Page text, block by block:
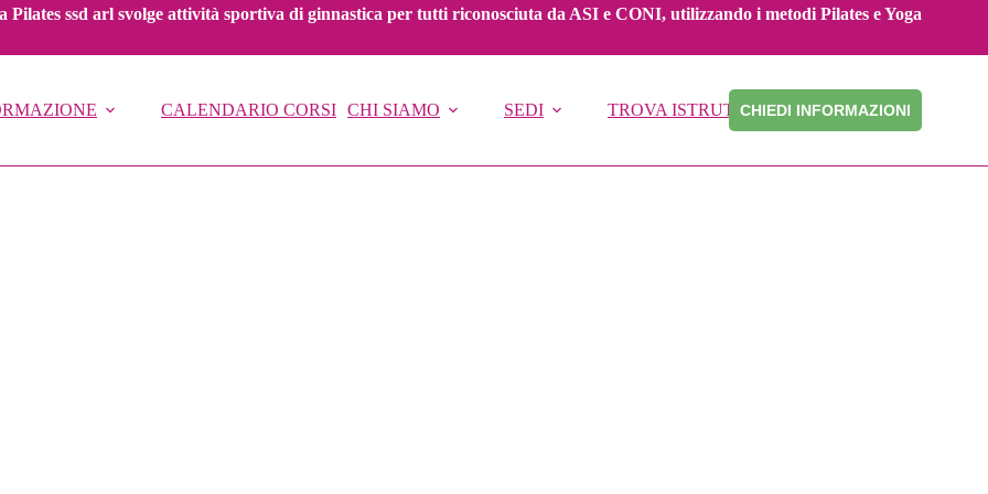
Pilates ssd arl svolge attività sportiva di ginnastica per tutti riconosciuta da ASI e CONI, utilizzando i metodi Pilates e Yoga
CALENDARIO CORSI CHI SIAMO SEDI TROVA ISTRUTTORECHIEDI INFORMAZIONI